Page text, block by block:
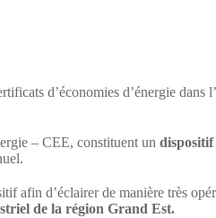
d’économies d’énergie dans
– CEE, constituent un
afin d’éclairer de manière très
de la région Grand Est.